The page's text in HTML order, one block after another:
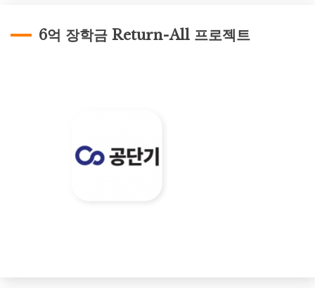
6억 장학금 Return-All 프로젝트